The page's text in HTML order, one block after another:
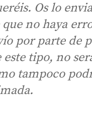
Os lo
no haya
por parte de
tipo, no
tampoco